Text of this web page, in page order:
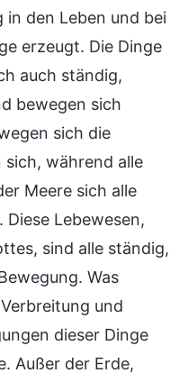
in den Leben und bei
erzeugt. Die Dinge
auch ständig,
bewegen sich
sich die
sich, während alle
Meere sich alle
Lebewesen,
sind alle ständig,
Was
und
dieser Dinge
Außer der Erde,